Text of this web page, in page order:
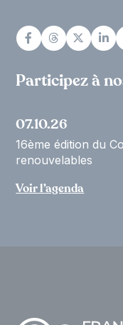
Participez à
07.10.26
16ème édition du
renouvelables
Voir l’agenda